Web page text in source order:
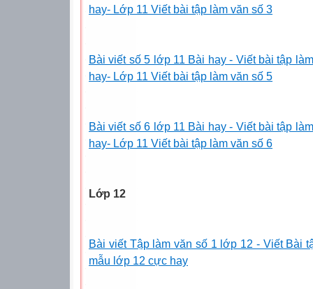
hay- Lớp 11 Viết bài tập làm văn số 3
Bài viết số 5 lớp 11 Bài hay - Viết bài tập
hay- Lớp 11 Viết bài tập làm văn số 5
Bài viết số 6 lớp 11 Bài hay - Viết bài tập
hay- Lớp 11 Viết bài tập làm văn số 6
Lớp 12
Bài viết Tập làm văn số 1 lớp 12 - Viết Bài
mẫu lớp 12 cực hay